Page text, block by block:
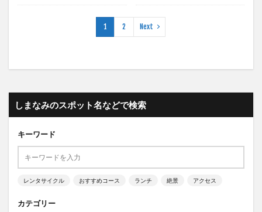
1 2 Next
しまなみのスポット名などで検索
キーワード
レンタサイクル おすすめコース ランチ 絶景 アクセス
カテゴリー